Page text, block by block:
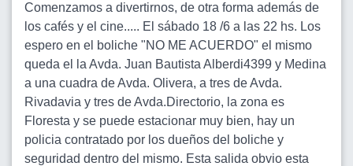
Comenzamos a divertirnos, de otra forma además de
los cafés y el cine..... El sábado 18 /6 a las 22 hs. Los
espero en el boliche "NO ME ACUERDO" el mismo
queda el la Avda. Juan Bautista Alberdi4399 y Medina
a una cuadra de Avda. Olivera, a tres de Avda.
Rivadavia y tres de Avda.Directorio, la zona es
Floresta y se puede estacionar muy bien, hay un
policia contratado por los dueños del boliche y
seguridad dentro del mismo. Esta salida obvio esta